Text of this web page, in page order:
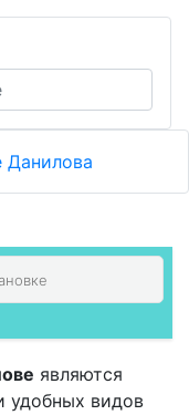
Данилова
являются
удобных видов